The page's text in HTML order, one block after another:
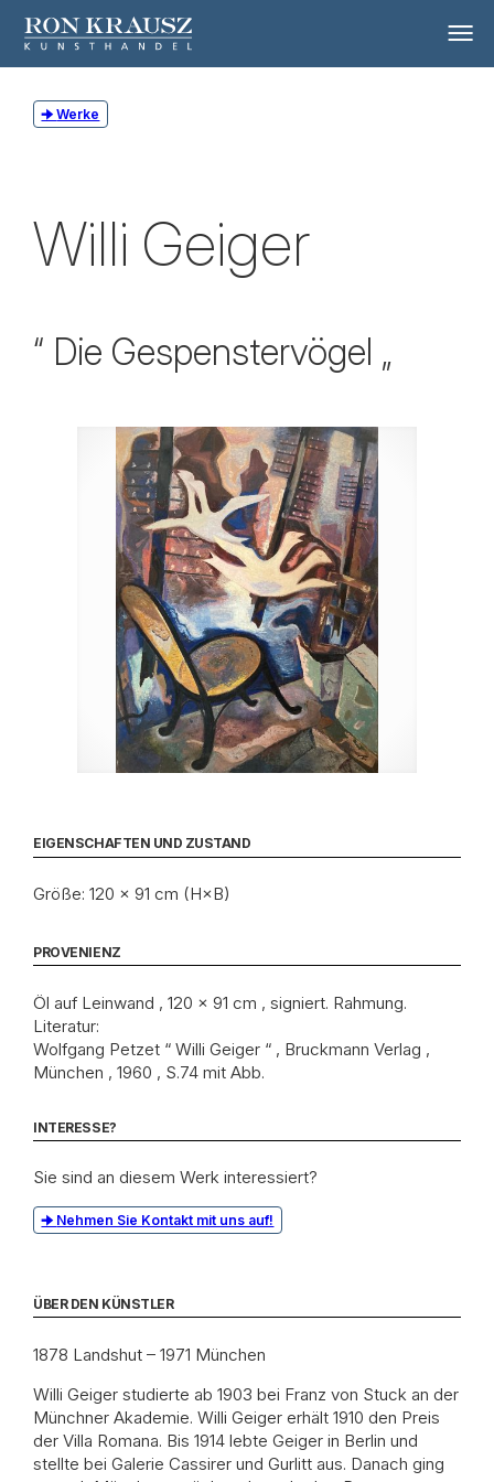
Werke
Willi Geiger
“ Die Gespenstervögel „
EIGENSCHAFTEN UND ZUSTAND
Größe: 120 × 91 cm (H×B)
PROVENIENZ
Öl auf Leinwand , 120 x 91 cm , signiert. Rahmung.
Literatur:
Wolfgang Petzet “ Willi Geiger “ , Bruckmann Verlag ,
München , 1960 , S.74 mit Abb.
INTERESSE?
Sie sind an diesem Werk interessiert?
Nehmen Sie Kontakt mit uns auf!
ÜBER DEN KÜNSTLER
1878 Landshut – 1971 München
Willi Geiger studierte ab 1903 bei Franz von Stuck an der
Münchner Akademie. Willi Geiger erhält 1910 den Preis
der Villa Romana. Bis 1914 lebte Geiger in Berlin und
stellte bei Galerie Cassirer und Gurlitt aus. Danach ging